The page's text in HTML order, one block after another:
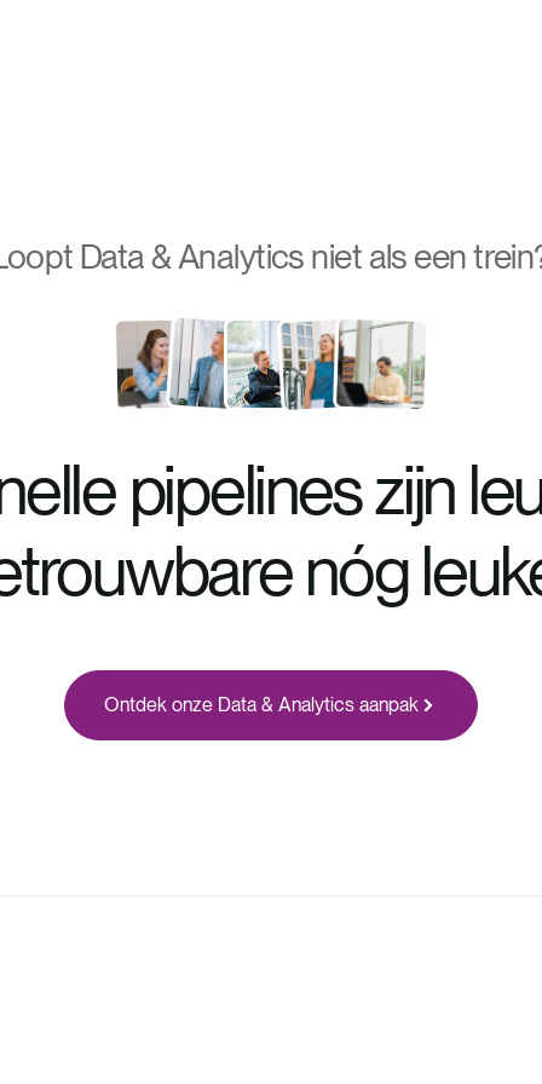
Data & Analytics niet als een
pipelines zijn
nóg
Ontdek onze Data & Analytics aanpak